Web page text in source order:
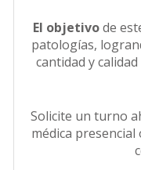
El objetivode
patologías,
cantidad y
Solicite un turno
médica